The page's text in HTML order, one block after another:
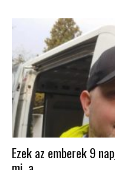
Ezek az emberek 9